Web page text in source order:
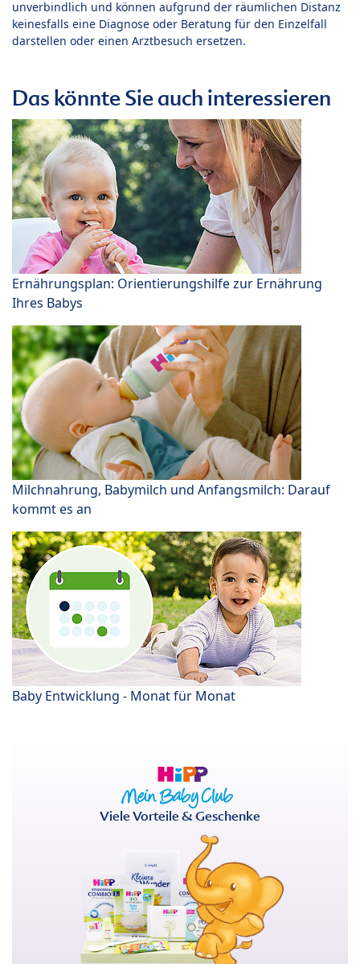
unverbindlich und können aufgrund der räumlichen Distanz
keinesfalls eine Diagnose oder Beratung für den Einzelfall
darstellen oder einen Arztbesuch ersetzen.
Das könnte Sie auch interessieren
Ernährungsplan: Orientierungshilfe zur Ernährung
Ihres Babys
Milchnahrung, Babymilch und Anfangsmilch: Darauf
kommt es an
Baby Entwicklung - Monat für Monat
Viele Vorteile & Geschenke